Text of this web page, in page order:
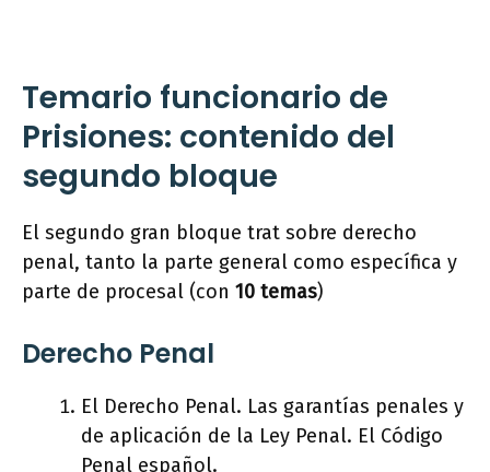
Temario funcionario de
Prisiones: contenido del
segundo bloque
El segundo gran bloque trat sobre derecho
penal, tanto la parte general como específica y
parte de procesal (con 10 temas)
Derecho Penal
El Derecho Penal. Las garantías penales y
de aplicación de la Ley Penal. El Código
Penal español.